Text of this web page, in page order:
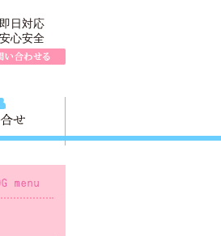
161（年中無休）営業時間AM9:00～
日対応
心安全